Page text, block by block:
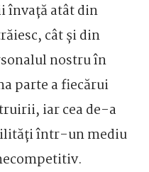
învață atât din
cât și din
nostru în
parte a fiecărui
iar cea de-a
într-un mediu